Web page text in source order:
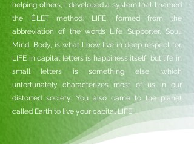
helping others, I developed a system that I named
the É.LET method. LIFE, formed from the
abbreviation of the words Life Supporter, Soul,
Mind, Body, is what I now live in deep respect for.
LIFE in capital letters is happiness itself, but life in
small letters is something else, which
unfortunately characterizes most of us in our
distorted society. You also came to the planet
called Earth to live your capital LIFE!